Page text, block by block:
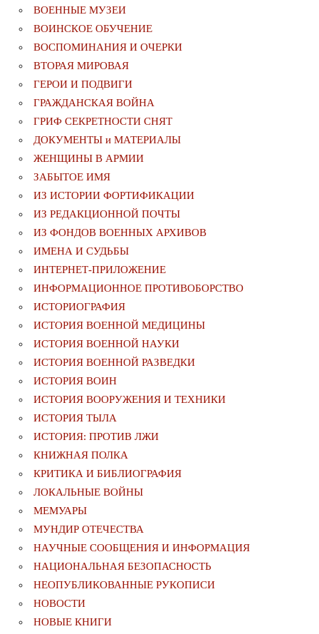
ВОЕННЫЕ МУЗЕИ
ВОИНСКОЕ ОБУЧЕНИЕ
ВОСПОМИНАНИЯ И ОЧЕРКИ
ВТОРАЯ МИРОВАЯ
ГЕРОИ И ПОДВИГИ
ГРАЖДАНСКАЯ ВОЙНА
ГРИФ СЕКРЕТНОСТИ СНЯТ
ДОКУМЕНТЫ и МАТЕРИАЛЫ
ЖЕНЩИНЫ В АРМИИ
ЗАБЫТОЕ ИМЯ
ИЗ ИСТОРИИ ФОРТИФИКАЦИИ
ИЗ РЕДАКЦИОННОЙ ПОЧТЫ
ИЗ ФОНДОВ ВОЕННЫХ АРХИВОВ
ИМЕНА И СУДЬБЫ
ИНТЕРНЕТ-ПРИЛОЖЕНИЕ
ИНФОРМАЦИОННОЕ ПРОТИВОБОРСТВО
ИСТОРИОГРАФИЯ
ИСТОРИЯ ВОЕННОЙ МЕДИЦИНЫ
ИСТОРИЯ ВОЕННОЙ НАУКИ
ИСТОРИЯ ВОЕННОЙ РАЗВЕДКИ
ИСТОРИЯ ВОИН
ИСТОРИЯ ВООРУЖЕНИЯ И ТЕХНИКИ
ИСТОРИЯ ТЫЛА
ИСТОРИЯ: ПРОТИВ ЛЖИ
КНИЖНАЯ ПОЛКА
КРИТИКА И БИБЛИОГРАФИЯ
ЛОКАЛЬНЫЕ ВОЙНЫ
МЕМУАРЫ
МУНДИР ОТЕЧЕСТВА
НАУЧНЫЕ СООБЩЕНИЯ И ИНФОРМАЦИЯ
НАЦИОНАЛЬНАЯ БЕЗОПАСНОСТЬ
НЕОПУБЛИКОВАННЫЕ РУКОПИСИ
НОВОСТИ
НОВЫЕ КНИГИ